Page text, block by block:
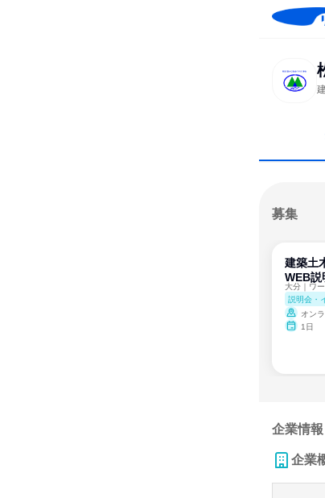
募集
建築土
WEB
説明会・
オン
1日
企業情報
企業